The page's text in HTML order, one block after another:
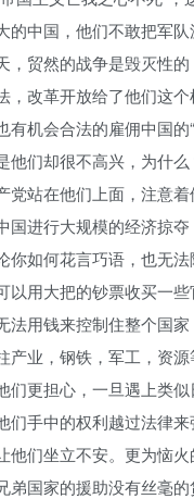
的中国，他们不敢把军
，贸然的战争是毁灭性
，改革开放给了他们这
有机会合法的雇佣中国的
他们却很不高兴，为什
党站在他们上面，注意
国进行大规模的经济掠
你如何花言巧语，也无
以用大把的钞票收买一
法用钱来控制住整个国
产业，钢铁，军工，资
们更担心，一旦遇上类似
们手中的权利越过法律
他们坐立不安。更为恼
弟国家的援助没有丝毫